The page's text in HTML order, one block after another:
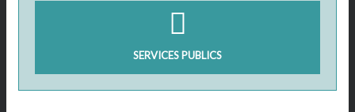
SERVICES PUBLICS